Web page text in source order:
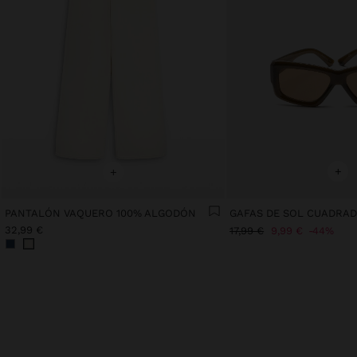
+
PANTALÓN VAQUERO 100% ALGODÓN
32,99 €
+
GAFAS DE SOL
17,99 €
9,99 € 44%